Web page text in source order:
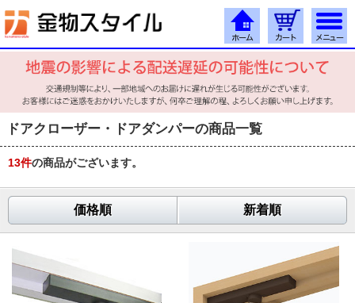
ドアクローザー・ドアダンパーの商品一覧
13件の商品がございます。
価格順 新着順